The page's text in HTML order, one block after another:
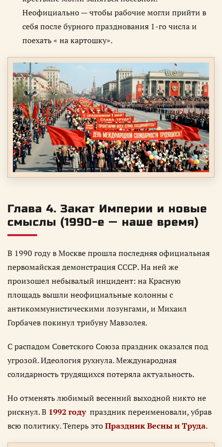
Неофициально — чтобы рабочие могли прийти в
себя после бурного празднования 1-го числа и
поехать « на картошку».
Глава 4. Закат Империи и новые
смыслы (1990-е — наше время)
В 1990 году в Москве прошла последняя официальная
первомайская демонстрация СССР. На ней же
произошел небывалый инцидент: на Красную
площадь вышли неофициальные колонны с
антикоммунистическими лозунгами, и Михаил
Горбачев покинул трибуну Мавзолея.
С распадом Советского Союза праздник оказался под
угрозой. Идеология рухнула. Международная
солидарность трудящихся потеряла актуальность.
Но отменять любимый весенний выходной никто не
рискнул. В 1992 годупраздник переименовали, убрав
всю политику. Теперь этоПраздник Весны и Труда.